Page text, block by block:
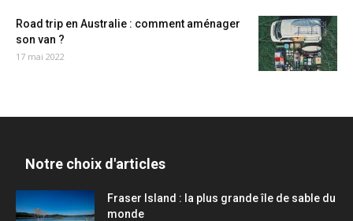
Road trip en Australie : comment aménager
son van ?
17 mai 2022
Notre choix d'articles
Fraser Island : la plus grande île de sable du
monde